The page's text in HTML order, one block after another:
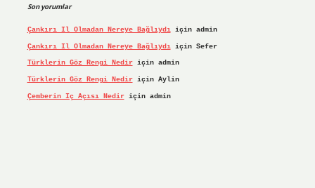
Son yorumlar
Çankırı Il Olmadan Nereye Bağlıydıiçin admin
Çankırı Il Olmadan Nereye Bağlıydıiçin Sefer
Türklerin Göz Rengi Nediriçin admin
Türklerin Göz Rengi Nediriçin Aylin
Çemberin Iç Açısı Nediriçin admin